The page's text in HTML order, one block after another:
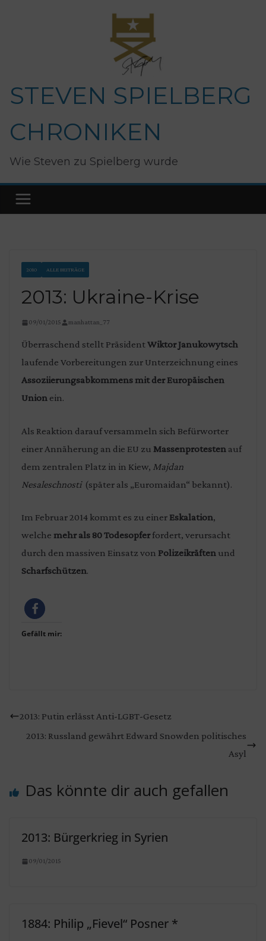
STEVEN SPIELBERG
CHRONIKEN
Wie Steven zu Spielberg wurde
2010 ALLE BEITRÄGE
2013: Ukraine-Krise
09/01/2015 manhattan_77
Überraschend stellt PräsidentWiktor Janukowytsch
laufende Vorbereitungen zur Unterzeichnung eines
Assoziierungsabkommensmit der Europäischen
Union ein.
Als Reaktion darauf versammeln sich Befürworter
einer Annäherung an die EU zu Massenprotesten auf
dem zentralen Platz in in Kiew, Majdan
Nesaleschnosti(später als „Euromaidan“ bekannt).
Im Februar 2014 kommt es zu einer Eskalation,
welche mehr als 80 Todesopferfordert, verursacht
durch den massiven Einsatz von Polizeikräften und
Scharfschützen.
Gefällt mir:
2013: Putin erlässt Anti-LGBT-Gesetz
2013: Russland gewährt Edward Snowden politisches
Asyl
Das könnte dir auch gefallen
2013: Bürgerkrieg in Syrien
09/01/2015
1884: Philip „Fievel“ Posner *